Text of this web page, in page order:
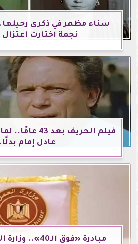
نجمة اختارت
فيلم الحريف
عادل إمام
مبادرة «فوق